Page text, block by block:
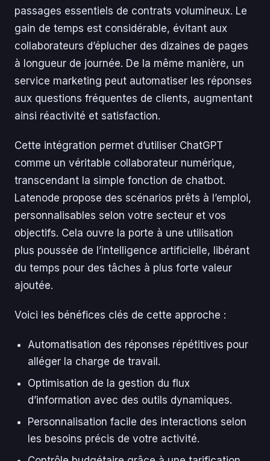
passages essentiels de contrats volumineux. Le
gain de temps est considérable, évitant aux
collaborateurs d’éplucher des dizaines de pages
à longueur de journée. De la même manière, un
service marketing peut automatiser les réponses
aux questions fréquentes de clients, augmentant
ainsi réactivité et satisfaction.
Cette intégration permet d’utiliser ChatGPT
comme un véritable collaborateur numérique,
transcendant la simple fonction de chatbot.
Latenode propose des scénarios prêts à l’emploi,
personnalisables selon votre secteur et vos
objectifs. Cela ouvre la porte à une utilisation
plus poussée de l’intelligence artificielle, libérant
du temps pour des tâches à plus forte valeur
ajoutée.
Voici les bénéfices clés de cette approche :
Automatisation des réponses répétitives pour
alléger la charge de travail.
Optimisation de la gestion du flux
d’information avec des outils dynamiques.
Personnalisation facile des interactions selon
les besoins précis de votre activité.